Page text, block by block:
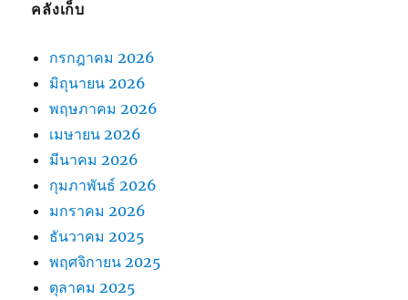
คลังเก็บ
กรกฎาคม 2026
มิถุนายน 2026
พฤษภาคม 2026
เมษายน 2026
มีนาคม 2026
กุมภาพันธ์ 2026
มกราคม 2026
ธันวาคม 2025
พฤศจิกายน 2025
ตุลาคม 2025